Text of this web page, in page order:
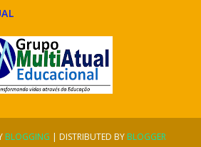
BLOGGING | DISTRIBUTED BY BLOGGER